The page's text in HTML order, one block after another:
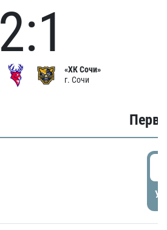
2:1
«ХК Сочи»
г. Сочи